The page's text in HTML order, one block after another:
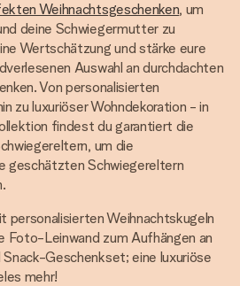
Weihnachtsgeschenken, um
deine Schwiegermutter zu
Wertschätzung und stärke eure
Auswahl an durchdachten
Von personalisierten
zu luxuriöser Wohndekoration - in
findest du garantiert die
um die
geschätzten Schwiegereltern
personalisierten Weihnachtskugeln
Foto-Leinwand zum Aufhängen an
Geschenkset; eine luxuriöse
mehr!